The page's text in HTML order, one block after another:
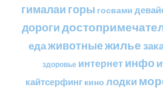
гималаи горы госвами
дороги
едаживотныежилье
здоровье интернетинфо
кайтсерфинг кино лодки